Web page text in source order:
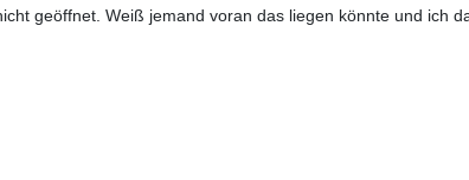
geöffnet. Weiß jemand voran das liegen könnte und ich